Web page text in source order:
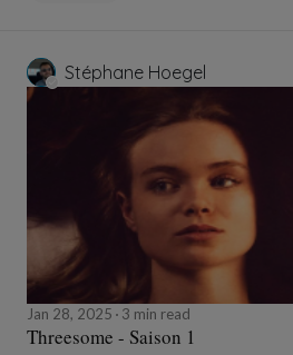
Stéphane Hoegel
Jan 28, 2025 3 min read
Threesome - Saison 1